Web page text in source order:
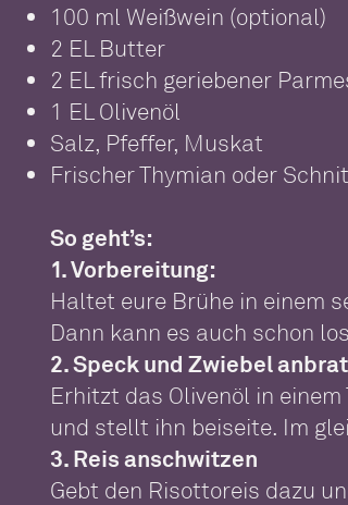
100 ml Weißwein (optional)
2 EL Butter
2 EL frisch geriebener
1 EL Olivenöl
Salz, Pfeffer, Muskat
Frischer Thymian oder
So geht’s:
1. Vorbereitung:
Haltet eure Brühe in einem
Dann kann es auch schon
2. Speck und Zwiebel
Erhitzt das Olivenöl in
und stellt ihn beiseite. Im
3. Reis anschwitzen
Gebt den Risottoreis dazu